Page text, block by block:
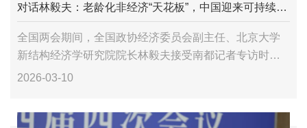
对话林毅夫：老龄化非经济“天花板”，中国迎来可持续人才红利
全国两会期间，全国政协经济委员会副主任、北京大学
新结构经济学研究院院长林毅夫接受南都记者专访时认
为，人口老龄化并非经济增长的“天花板”，而是结构转型
2026-03-10